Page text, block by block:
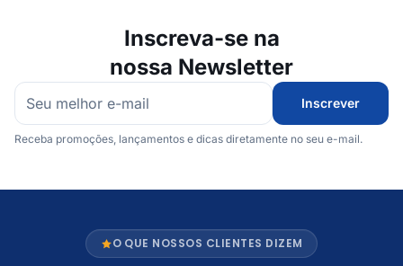
Inscreva-se na
nossa Newsletter
Inscrever
Receba promoções, lançamentos e dicas diretamente no seu e-mail.
O QUE NOSSOS CLIENTES DIZEM